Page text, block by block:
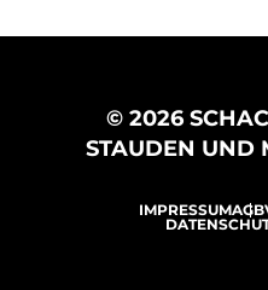
© 2026
STAUDEN UND
IMPRESSUMAGB